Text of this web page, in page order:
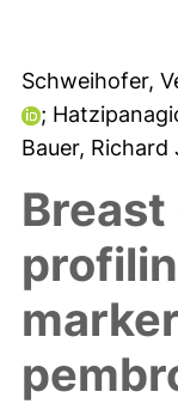
Schweihofer,
;
Bauer, Richard